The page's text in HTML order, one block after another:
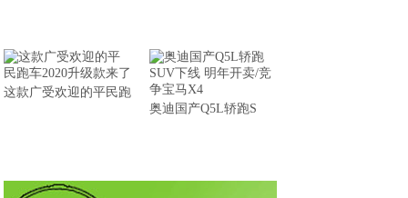
这款广受欢迎的平民跑
奥迪国产Q5L轿跑S